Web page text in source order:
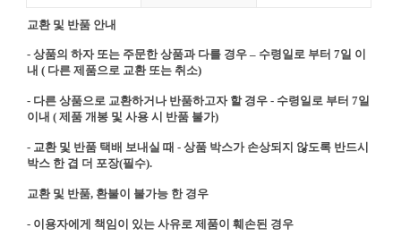
교환 및 반품 안내
- 상품의 하자 또는 주문한 상품과 다를 경우 – 수령일로 부터 7일 이
내 ( 다른 제품으로 교환 또는 취소)
- 다른 상품으로 교환하거나 반품하고자 할 경우 - 수령일로 부터 7일
이내 ( 제품 개봉 및 사용 시 반품 불가)
- 교환 및 반품 택배 보내실 때 - 상품 박스가 손상되지 않도록 반드시
박스 한 겹 더 포장(필수).
교환 및 반품, 환불이 불가능 한 경우
- 이용자에게 책임이 있는 사유로 제품이 훼손된 경우